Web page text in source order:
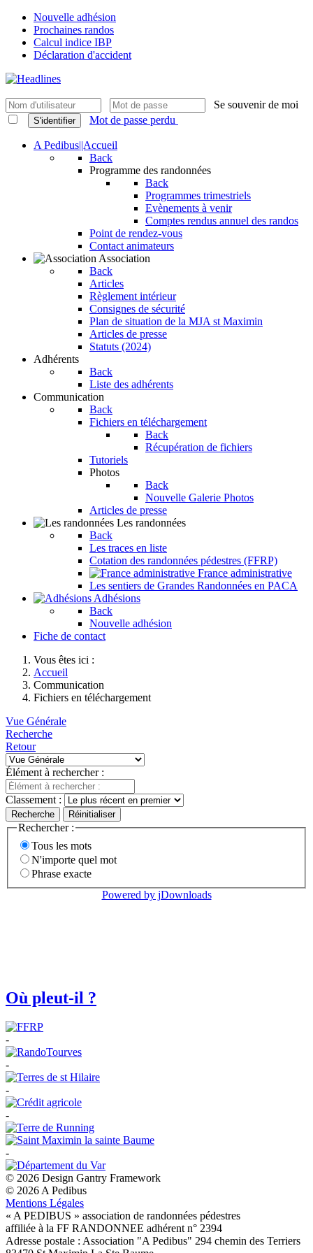
Nouvelle adhésion
Prochaines randos
Calcul indice IBP
Déclaration d'accident
Se souvenir de moi
S'identifier Mot de passe perdu
A Pedibus||Accueil
Back
Programme des randonnées
Back
Programmes trimestriels
Evènements à venir
Comptes rendus annuel des randos
Point de rendez-vous
Contact animateurs
Association
Back
Articles
Règlement intérieur
Consignes de sécurité
Plan de situation de la MJA st Maximin
Articles de presse
Statuts (2024)
Adhérents
Back
Liste des adhérents
Communication
Back
Fichiers en téléchargement
Back
Récupération de fichiers
Tutoriels
Photos
Back
Nouvelle Galerie Photos
Articles de presse
Les randonnées
Back
Les traces en liste
Cotation des randonnées pédestres (FFRP)
France administrative
Les sentiers de Grandes Randonnées en PACA
Adhésions
Back
Nouvelle adhésion
Fiche de contact
Vous êtes ici :
Accueil
Communication
Fichiers en téléchargement
Vue Générale
Recherche
Retour
Élément à rechercher :
Classement :
Recherche Réinitialiser
Rechercher :
Tous les mots
N'importe quel mot
Phrase exacte
Powered by jDownloads
Où pleut-il ?
-
-
-
-
-
© 2026 Design Gantry Framework
© 2026 A Pedibus
Mentions Légales
« A PEDIBUS » association de randonnées pédestres
affiliée à la FF RANDONNEE adhérent n° 2394
Adresse postale : Association "A Pedibus" 294 chemin des Terriers